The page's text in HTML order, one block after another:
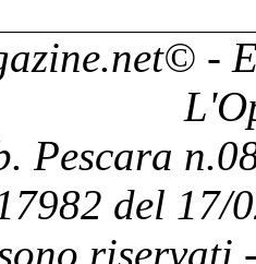
© -
Pescara
del 17/
riservati